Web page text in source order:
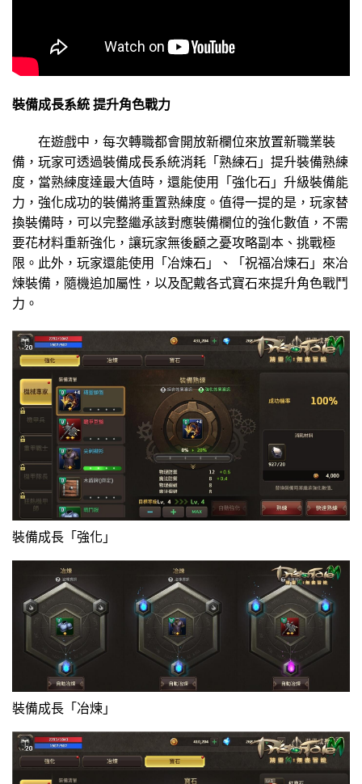
裝備成長系統 提升角色戰力
在遊戲中，每次轉職都會開放新欄位來放置新職業裝
備，玩家可透過裝備成長系統消耗「熟練石」提升裝備熟練
度，當熟練度達最大值時，還能使用「強化石」升級裝備能
力，強化成功的裝備將重置熟練度。值得一提的是，玩家替
換裝備時，可以完整繼承該對應裝備欄位的強化數值，不需
要花材料重新強化，讓玩家無後顧之憂攻略副本、挑戰極
限。此外，玩家還能使用「冶煉石」、「祝福冶煉石」來冶
煉裝備，隨機追加屬性，以及配戴各式寶石來提升角色戰鬥
力。
裝備成長「強化」
裝備成長「冶煉」